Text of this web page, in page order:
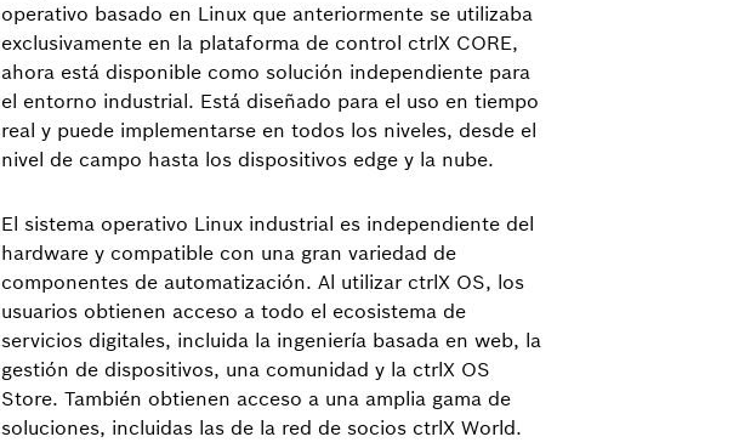
operativo basado en Linux que anteriormente se utilizaba
exclusivamente en la plataforma de control ctrlX CORE,
ahora está disponible como solución independiente para
el entorno industrial. Está diseñado para el uso en tiempo
real y puede implementarse en todos los niveles, desde el
nivel de campo hasta los dispositivos edge y la nube.
El sistema operativo Linux industrial es independiente del
hardware y compatible con una gran variedad de
componentes de automatización. Al utilizar ctrlX OS, los
usuarios obtienen acceso a todo el ecosistema de
servicios digitales, incluida la ingeniería basada en web, la
gestión de dispositivos, una comunidad y la ctrlX OS
Store. También obtienen acceso a una amplia gama de
soluciones, incluidas las de la red de socios ctrlX World.